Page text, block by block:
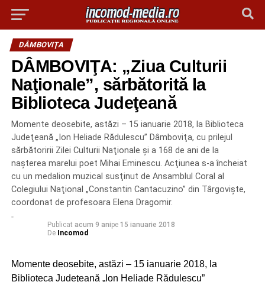
DÂMBOVIŢA
DÂMBOVIŢA: „Ziua Culturii
Naţionale”, sărbătorită la
Biblioteca Judeţeană
Momente deosebite, astăzi – 15 ianuarie 2018, la Biblioteca
Judeţeană „Ion Heliade Rădulescu” Dâmboviţa, cu prilejul
sărbătoririi Zilei Culturii Naţionale şi a 168 de ani de la
naşterea marelui poet Mihai Eminescu. Acţiunea s-a încheiat
cu un medalion muzical susţinut de Ansamblul Coral al
Colegiului Naţional „Constantin Cantacuzino” din Târgovişte,
coordonat de profesoara Elena Dragomir.
Publicat acum 9 anipe 15 ianuarie 2018
De Incomod
Momente deosebite, astăzi – 15 ianuarie 2018, la
Biblioteca Judeţeană „Ion Heliade Rădulescu”